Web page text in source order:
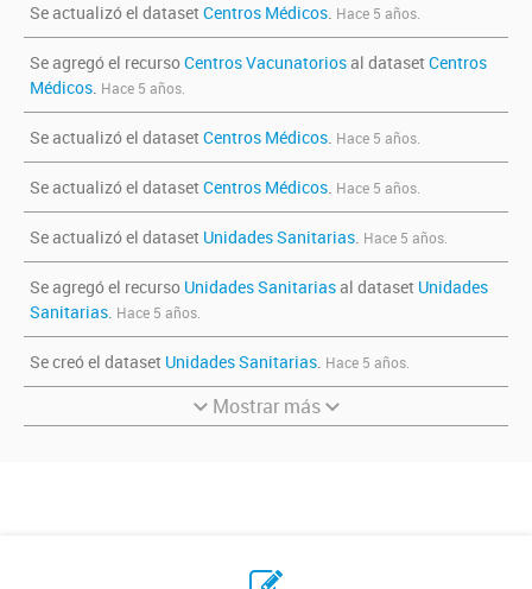
Se actualizó el dataset Centros Médicos. Hace 5 años.
Se agregó el recursoCentros Vacunatoriosal dataset Centros
Médicos. Hace 5 años.
Se actualizó el dataset Centros Médicos. Hace 5 años.
Se actualizó el dataset Centros Médicos. Hace 5 años.
Se actualizó el dataset Unidades Sanitarias. Hace 5 años.
Se agregó el recurso Unidades Sanitariasal dataset Unidades
Sanitarias. Hace 5 años.
Se creó el dataset Unidades Sanitarias. Hace 5 años.
Mostrar más